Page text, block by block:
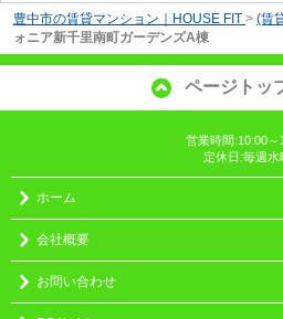
豊中市の賃貸マンション｜HOUSE FIT > (賃
ォニア新千里南町ガーデンズA棟
ページトッ
営業時間:10:00～
定休日:毎週水
ホーム
会社概要
お問い合わせ